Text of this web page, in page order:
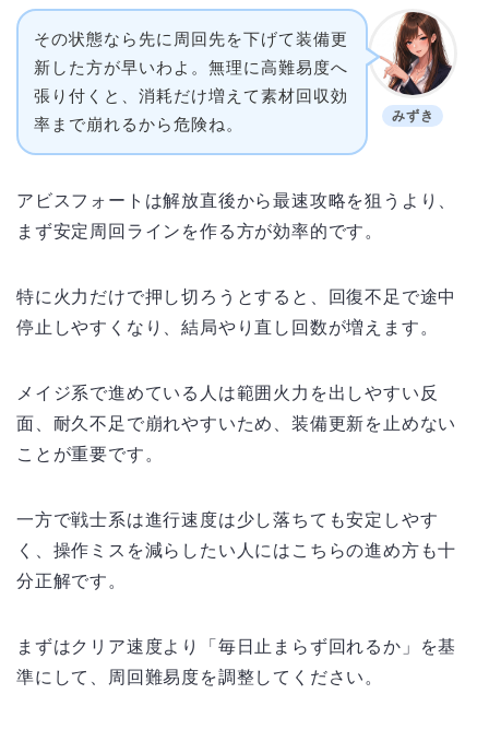
みずき
その状態なら先に周回先を下げて装備更
新した方が早いわよ。無理に高難易度へ
張り付くと、消耗だけ増えて素材回収効
率まで崩れるから危険ね。
アビスフォートは解放直後から最速攻略を狙うより、
まず安定周回ラインを作る方が効率的です。
特に火力だけで押し切ろうとすると、回復不足で途中
停止しやすくなり、結局やり直し回数が増えます。
メイジ系で進めている人は範囲火力を出しやすい反
面、耐久不足で崩れやすいため、装備更新を止めない
ことが重要です。
一方で戦士系は進行速度は少し落ちても安定しやす
く、操作ミスを減らしたい人にはこちらの進め方も十
分正解です。
まずはクリア速度より「毎日止まらず回れるか」を基
準にして、周回難易度を調整してください。